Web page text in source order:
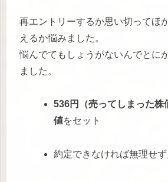
再エントリーするか思い切ってほ
えるか悩みました。
悩んでてもしょうがないんでとに
ました。
536円（売ってしまった株
値をセット
約定できなければ無理せず